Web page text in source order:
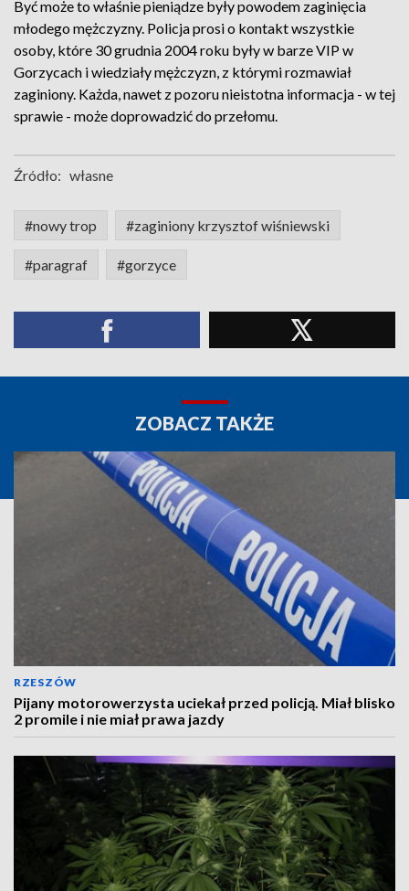
Być może to właśnie pieniądze były powodem zaginięcia
młodego mężczyzny. Policja prosi o kontakt wszystkie
osoby, które 30 grudnia 2004 roku były w barze VIP w
Gorzycach i wiedziały mężczyzn, z którymi rozmawiał
zaginiony. Każda, nawet z pozoru nieistotna informacja - w tej
sprawie - może doprowadzić do przełomu.
Źródło: własne
#nowy trop #zaginiony krzysztof wiśniewski
#paragraf #gorzyce
ZOBACZ TAKŻE
RZESZÓW
Pijany motorowerzysta uciekał przed policją. Miał blisko
2 promile i nie miał prawa jazdy